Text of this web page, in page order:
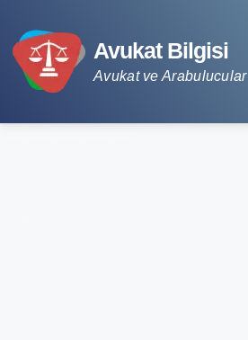
Avukat Bilgisi
Avukat ve Arabulucular